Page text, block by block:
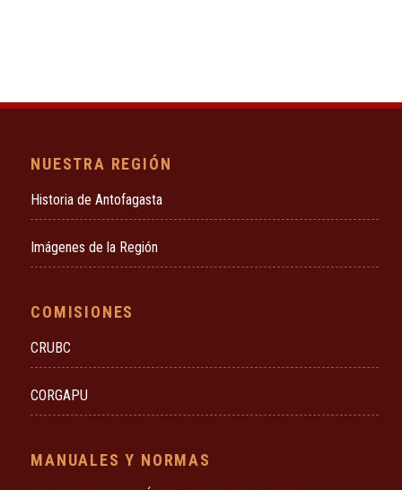
NUESTRA REGIÓN
Historia de Antofagasta
Imágenes de la Región
COMISIONES
CRUBC
CORGAPU
MANUALES Y NORMAS